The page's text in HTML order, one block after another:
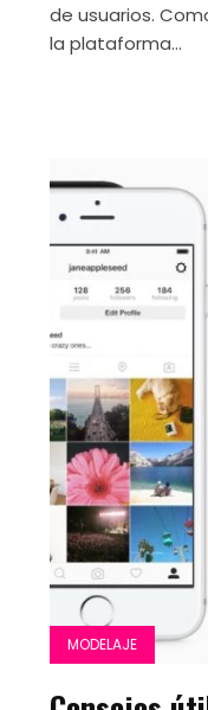
de usuarios.
la plataforma...
MODELAJE